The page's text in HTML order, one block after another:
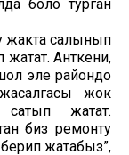
боло турган
жакта салынып
жатат. Анткени,
эле райондо
жок
жатат.
биз ремонту
жатабыз”,